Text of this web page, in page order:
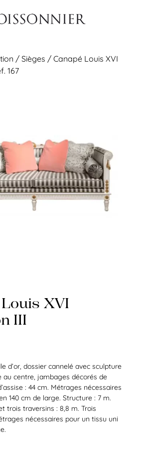
/Sièges / Canapé Louis XVI
167
XVI
III
d’or, dossier cannelé avec sculpture
au centre, jambages décorés de
: 44 cm. Métrages nécessaires
140 cm de large. Structure : 7 m.
trois traversins : 8,8 m. Trois
nécessaires pour un tissu uni